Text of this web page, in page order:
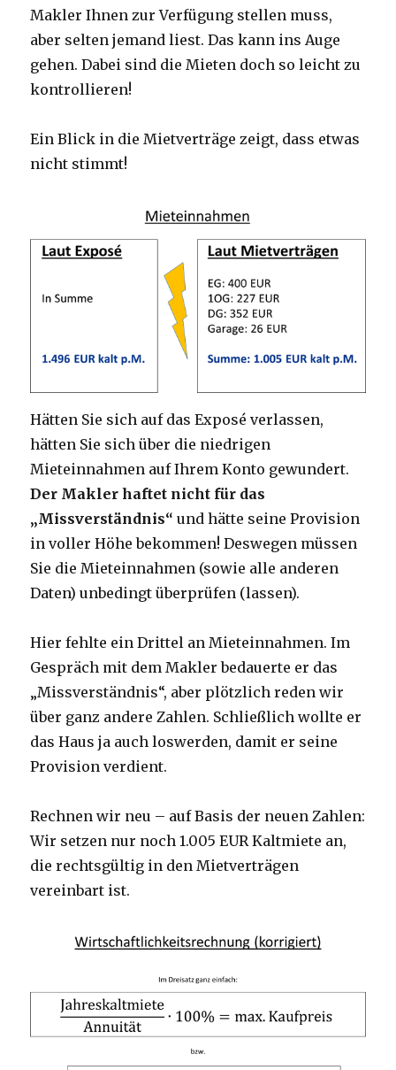
Makler Ihnen zur Verfügung stellen muss,
aber selten jemand liest. Das kann ins Auge
gehen. Dabei sind die Mieten doch so leicht zu
kontrollieren!
Ein Blick in die Mietverträge zeigt, dass etwas
nicht stimmt!
Hätten Sie sich auf das Exposé verlassen,
hätten Sie sich über die niedrigen
Mieteinnahmen auf Ihrem Konto gewundert.
Der Makler haftet nicht für das
„Missverständnis“ und hätte seine Provision
in voller Höhe bekommen! Deswegen müssen
Sie die Mieteinnahmen (sowie alle anderen
Daten) unbedingt überprüfen (lassen).
Hier fehlte ein Drittel an Mieteinnahmen. Im
Gespräch mit dem Makler bedauerte er das
„Missverständnis“, aber plötzlich reden wir
über ganz andere Zahlen. Schließlich wollte er
das Haus ja auch loswerden, damit er seine
Provision verdient.
Rechnen wir neu – auf Basis der neuen Zahlen:
Wir setzen nur noch 1.005 EUR Kaltmiete an,
die rechtsgültig in den Mietverträgen
vereinbart ist.